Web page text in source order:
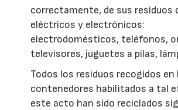
correctamente, de sus residuos
eléctricos y electrónicos:
electrodomésticos, teléfonos,
televisores, juguetes a pilas,
Todos los residuos recogidos en
contenedores habilitados a tal
este acto han sido reciclados